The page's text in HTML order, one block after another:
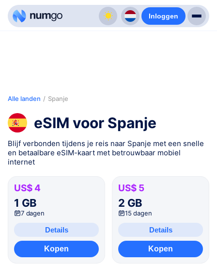
Inloggen
Alle landen / Spanje
eSIM voor Spanje
Blijf verbonden tijdens je reis naar Spanje met een snelle
en betaalbare eSIM-kaart met betrouwbaar mobiel
internet
US$ 4
1 GB
7 dagen
Details
Kopen
US$ 5
2 GB
15 dagen
Details
Kopen